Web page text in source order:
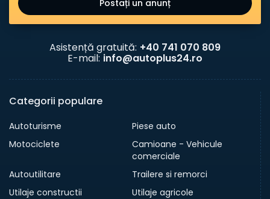
Postați un anunț
Asistență gratuită: +40 741 070 809
E-mail: info@autoplus24.ro
Categorii populare
Autoturisme
Piese auto
Motociclete
Camioane - Vehicule
comerciale
Autoutilitare
Trailere si remorci
Utilaje constructii
Utilaje agricole